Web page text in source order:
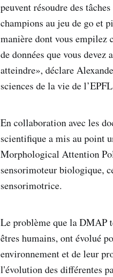
peuvent résoudre des
champions au jeu de go et
manière dont vous empilez
de données que vous
atteindre», déclare
sciences de la vie de
En collaboration avec les
scientifique a mis au point
Morphological Attention
sensorimoteur biologique,
sensorimotrice.
Le problème que la DMAP
êtres humains, ont évolué
environnement et de leur
l'évolution des différentes